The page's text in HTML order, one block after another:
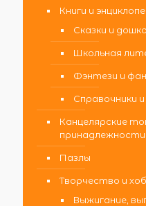
Книги и
Сказки и
Школьная
Фэнтези и
Справочники
Канцелярские
принадлежности
Пазлы
Творчество и
Выжигание,